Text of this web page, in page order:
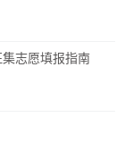
志愿填报指南